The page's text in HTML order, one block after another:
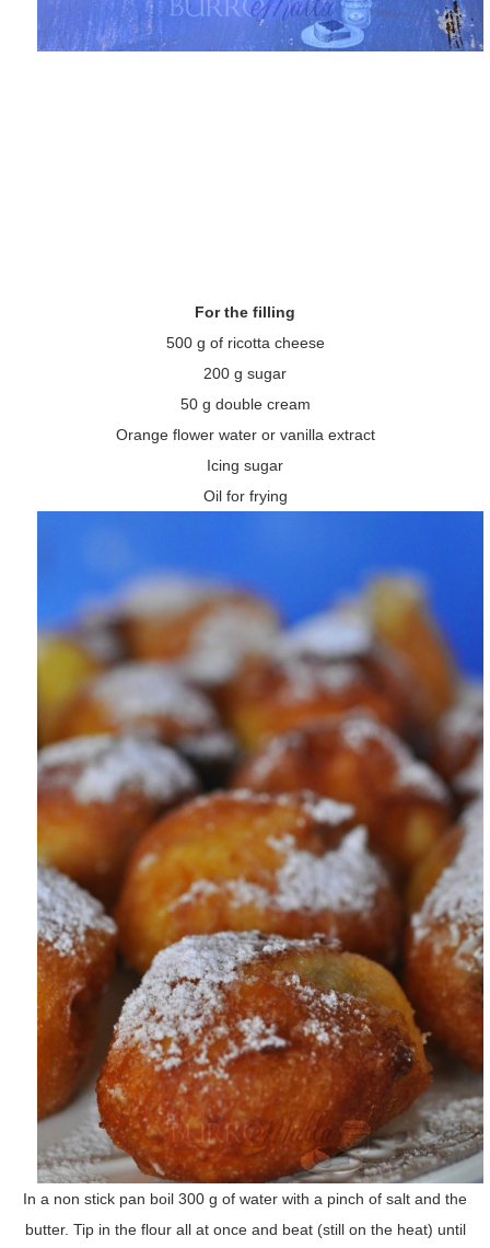
For the filling
500 g of ricotta cheese
200 g sugar
50 g double cream
Orange flower water or vanilla extract
Icing sugar
Oil for frying
In a non stick pan boil 300 g of water with a pinch of salt and the
butter. Tip in the flour all at once and beat (still on the heat) until